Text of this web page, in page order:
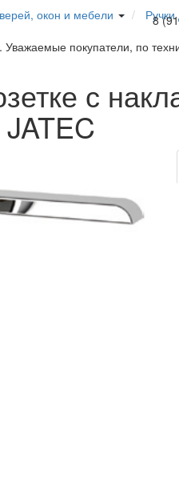
8
окон и мебели
покупатели, по
с